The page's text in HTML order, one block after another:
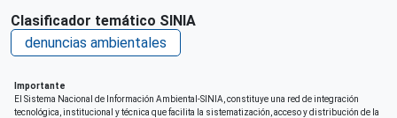
Clasificador temático SINIA
denuncias ambientales
Importante
El Sistema Nacional de Información Ambiental-SINIA, constituye una red de integración
tecnológica, institucional y técnica que facilita la sistematización, acceso y distribución de la